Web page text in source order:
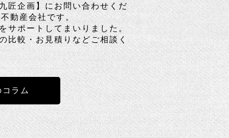
匠企画】にお問い合わせくだ
動産会社です。
サポートしてまいりました。
比較・お見積りなどご相談く
ラム